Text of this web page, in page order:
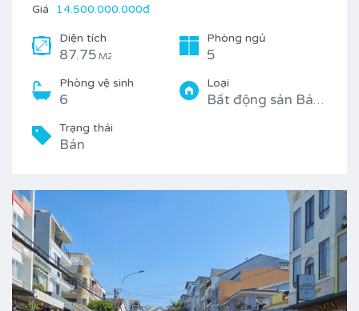
Giá 14.500.000.000đ
Diện tích
87.75 M2
Phòng ngủ
5
Phòng vệ sinh
6
Loại
Bất động sản Bán, Nhà
Trạng thái
Bán